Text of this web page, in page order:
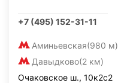
+7 (495) 152-31-11
Аминьевская(980 м)
Давыдково(2 км)
Очаковское ш., 10к2с2